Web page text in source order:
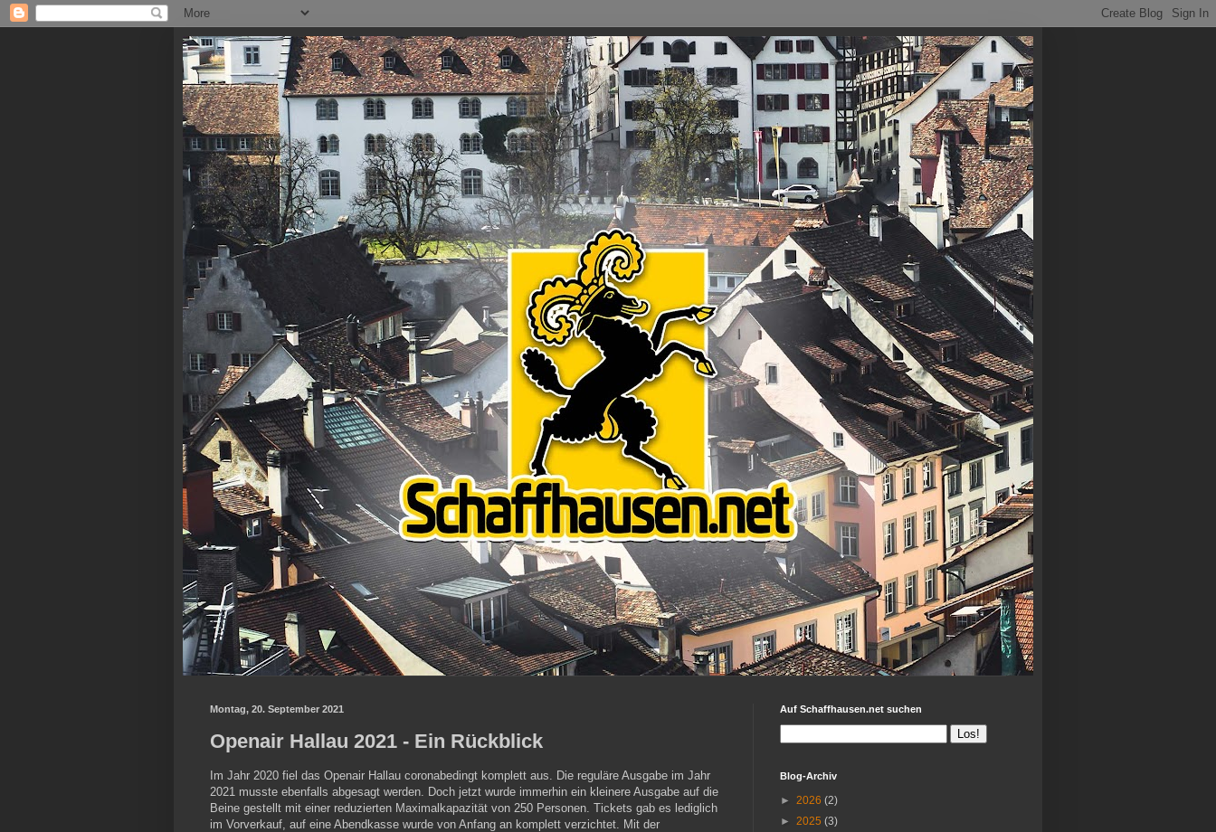
Montag, 20. September 2021
Openair Hallau 2021 - Ein Rückblick
Im Jahr 2020 fiel das Openair Hallau coronabedingt komplett aus. Die reguläre Ausgabe im Jahr
2021 musste ebenfalls abgesagt werden. Doch jetzt wurde immerhin ein kleinere Ausgabe auf die
Beine gestellt mit einer reduzierten Maximalkapazität von 250 Personen. Tickets gab es lediglich
im Vorverkauf, auf eine Abendkasse wurde von Anfang an komplett verzichtet. Mit der
Auf Schaffhausen.net suchen
Blog-Archiv
► 2026 (2)
► 2025 (3)